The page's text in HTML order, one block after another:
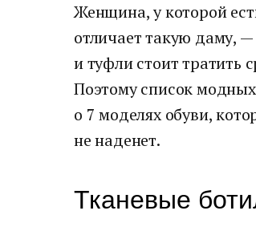
Женщина, у которой
отличает такую даму,
и туфли стоит тратить
Поэтому список
о 7 моделях обуви,
не наденет.
Тканевые